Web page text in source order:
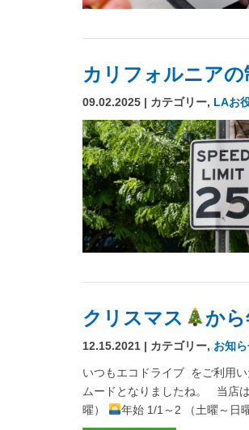
カリフォルニアの
09.02.2025 | カテゴリー, LAお
クリスマス か
12.15.2021 | カテゴリー, お知
いつもエコドライブ をご利用
ムードとなりましたね。 当店
曜）
年始 1/1～2 （土曜～